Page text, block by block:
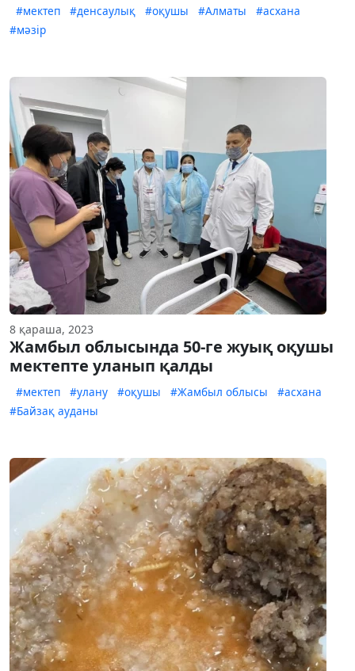
#мектеп #денсаулық #оқушы #Алматы
#асхана
#мәзір
8 қараша, 2023
Жамбыл облысында 50-ге жуық оқушы
мектепте уланып қалды
#мектеп #улану #оқушы #Жамбыл облысы
#асхана
#Байзақ ауданы